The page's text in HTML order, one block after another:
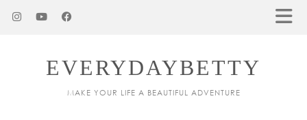
EVERYDAYBETTY
MAKE YOUR LIFE A BEAUTIFUL ADVENTURE